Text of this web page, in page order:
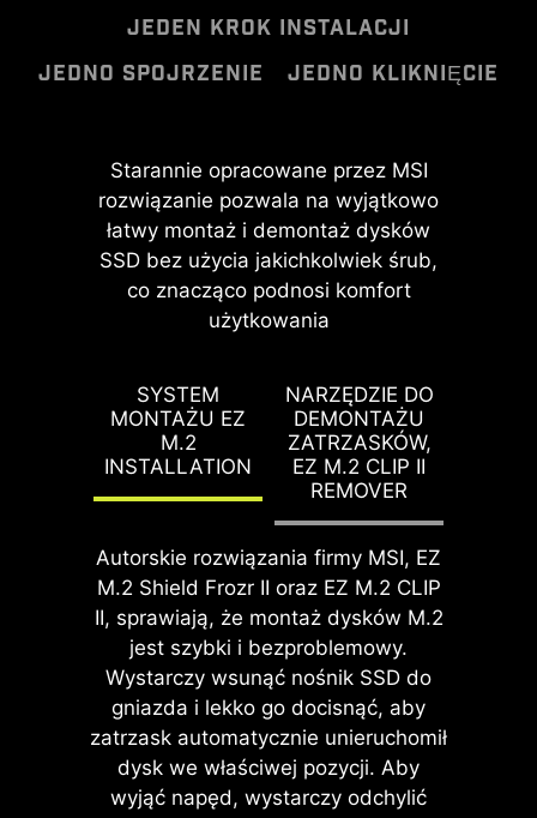
JEDEN KROK INSTALACJI
JEDNO SPOJRZENIE
JEDNO KLIKNIĘCIE
Starannie opracowane przez MSI
rozwiązanie pozwala na wyjątkowo
łatwy montaż i demontaż dysków
SSD bez użycia jakichkolwiek śrub,
co znacząco podnosi komfort
użytkowania
SYSTEM
MONTAŻU EZ
M.2
INSTALLATION
NARZĘDZIE DO
DEMONTAŻU
ZATRZASKÓW,
EZ M.2 CLIP II
REMOVER
Autorskie rozwiązania firmy MSI, EZ
M.2 Shield Frozr II oraz EZ M.2 CLIP
II, sprawiają, że montaż dysków M.2
jest szybki i bezproblemowy.
Wystarczy wsunąć nośnik SSD do
gniazda i lekko go docisnąć, aby
zatrzask automatycznie unieruchomił
dysk we właściwej pozycji. Aby
wyjąć napęd, wystarczy odchylić
SYSTEM MONTAŻU EZ
MOUNTING
Obwody znajdujące się na płytach
głównych MSI zaprojektowano tak,
aby stworzyć na laminacie
pozbawione komponentów
strefy dystansowe, które pozwalają
na łatwy montaż podzespołów
komputera. Ponadto wokół każdego
otworu na śrubę nadrukowano farbę
ochronną po to, aby zapobiec
głównej.
MSI EZ Antenna sprawia, że proces
montażu jest bezwysiłkowy –
wystarczy przymocować złącza do
płyty głównej bez konieczności
obracania.
FUNKCJA EZ DEBUG LED
Wbudowane diody LED
wskażą Ci źródło problemu,
dzięki czemu będziesz
dokładnie wiedział, gdzie
szukać przyczyny awarii i
szybko przywrócisz
sprawność systemu.
FUNKCJA EZ
OOVERCLOCKING
Chociaż podkręcanie może być dla
wielu użytkowników zbyt
skomplikowanym procesem, to takie
rozwiązanie, jak MSI Click BIOS X
Zastosowano tu bowiem szereg
funkcji overclockingu aktywowanych
jednym kliknięciem. Dotyczy to
zarówno procesora, jak i pamięci,
dzięki czemu użytkownicy mogą
łatwo zwiększyć wydajność swojego
systemu bez zagłębiania się w
skomplikowane meandry ustawień.